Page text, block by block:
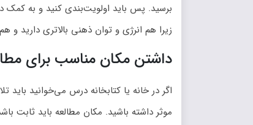
برسید. پس باید اولویت‌بندی کنید و به کمک
زیرا هم انرژی و توان ذهنی بالاتری دارید
داشتن مکان مناسب برای
اگر در خانه یا کتابخانه درس می‌خوانید
موثر داشته باشید. مکان مطالعه باید ثابت